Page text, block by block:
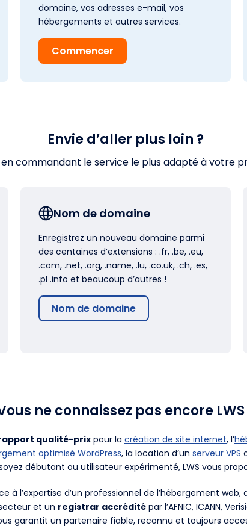
domaine, vos adresses e-mail, vos
hébergements et autres services.
Commencer
Envie d’aller plus loin ?
commandant le service le plus adapté à votre
Nom de domaine
Enregistrez un nouveau domaine parmi
des centaines d’extensions : .fr, .be, .eu,
.com, .net, .org, .name, .lu, .co.uk, .ch, .es,
.pl .info et beaucoup d’autres !
Nom de domaine
ne connaissez pas encore LWS
rapport qualité-prix pour la création de site internet, l’
optimisé WordPress, la location d’un serveur VPS
débutant ou utilisateur expérimenté, LWS vous
à l’expertise d’un professionnel de l’hébergement
et un registrar accrédité par l’AFNIC, ICANN,
garantit un partenaire fiable, reconnu et toujours